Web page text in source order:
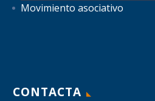
Movimiento asociativo
CONTACTA